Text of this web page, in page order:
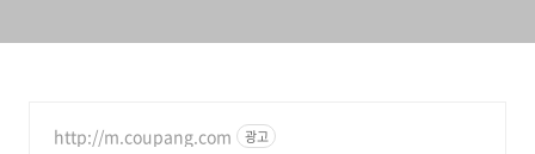
http://m.coupang.com 광고